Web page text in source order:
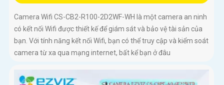
Camera Wifi CS-CB2-R100-2D2WF-WH là một camera an ninh
có kết nối Wifi được thiết kế để giám sát và bảo vệ tài sản của
bạn. Với tính năng kết nối Wifi, bạn có thể truy cập và kiểm soát
camera từ xa qua mạng internet, bất kể bạn ở đâu